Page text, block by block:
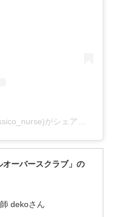
オーバースクラブ」の
dekoさん